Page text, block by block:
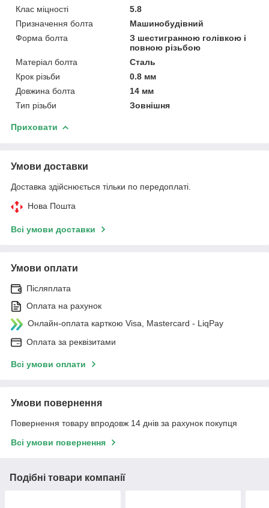
Клас міцності
5.8
Призначення болта
Машинобудівний
Форма болта
З шестигранною голівкою і
повною різьбою
Матеріал болта
Сталь
Крок різьби
0.8 мм
Довжина болта
14 мм
Тип різьби
Зовнішня
Приховати
Умови доставки
Доставка здійснюється тільки по передоплаті.
Нова Пошта
Всі умови доставки
Умови оплати
Післяплата
Оплата на рахунок
Онлайн-оплата карткою Visa, Mastercard - LiqPay
Оплата за реквізитами
Всі умови оплати
Умови повернення
Повернення товару впродовж 14 днів за рахунок покупця
Всі умови повернення
Подібні товари компанії